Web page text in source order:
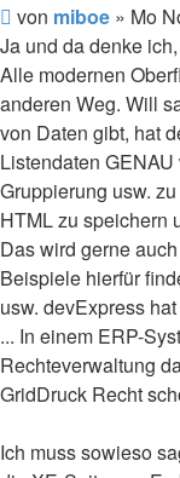
Beitrag
von miboe » Mo
Ja und da denke
Alle modernen
anderen Weg. Will
von Daten gibt, hat
Listendaten
Gruppierung usw.
HTML zu speichern
Das wird gerne
Beispiele hierfür
usw. devExpress
... In einem ERP-
Rechteverwaltung
GridDruck Recht
Ich muss sowieso